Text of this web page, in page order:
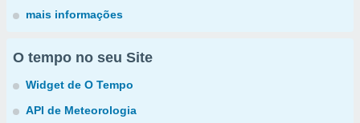
mais informações
O tempo no seu Site
Widget de O Tempo
API de Meteorologia